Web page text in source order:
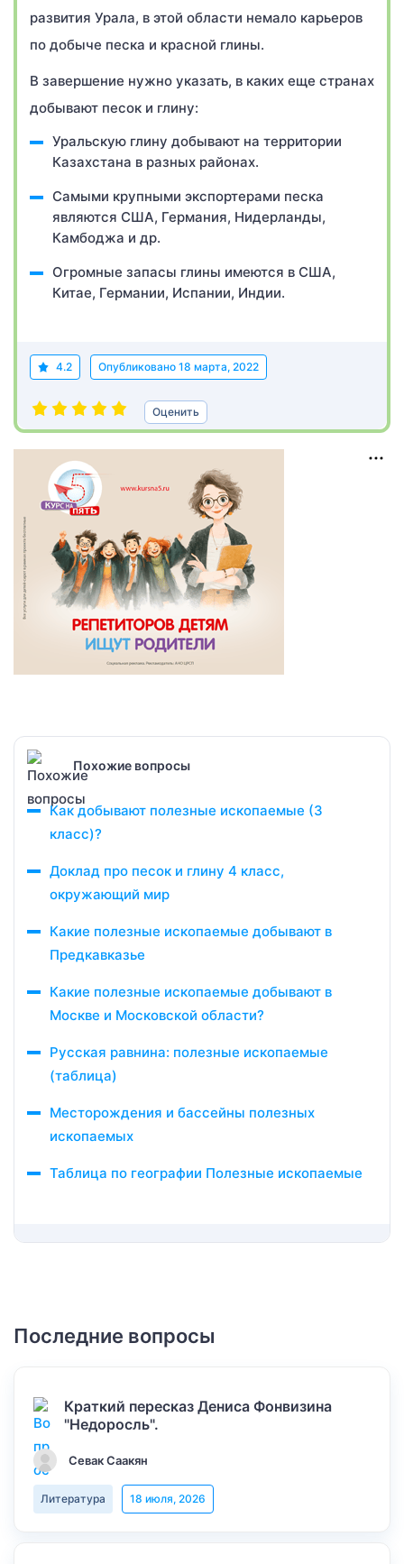
развития Урала, в этой области немало карьеров
по добыче песка и красной глины.
В завершение нужно указать, в каких еще странах
добывают песок и глину:
Уральскую глину добывают на территории
Казахстана в разных районах.
Самыми крупными экспортерами песка
являются США, Германия, Нидерланды,
Камбоджа и др.
Огромные запасы глины имеются в США,
Китае, Германии, Испании, Индии.
4.2 Опубликовано 18 марта, 2022
Оценить
Похожие вопросы
Как добывают полезные ископаемые (3
класс)?
Доклад про песок и глину 4 класс,
окружающий мир
Какие полезные ископаемые добывают в
Предкавказье
Какие полезные ископаемые добывают в
Москве и Московской области?
Русская равнина: полезные ископаемые
(таблица)
Месторождения и бассейны полезных
ископаемых
Таблица по географии Полезные ископаемые
Последние вопросы
Краткий пересказ Дениса Фонвизина
"Недоросль".
Севак Саакян
Литература 18 июля, 2026